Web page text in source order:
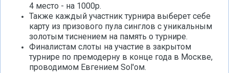
4 место - на 1000р.
Также каждый участник турнира выберет себе
карту из призового пула синглов с уникальным
золотым тиснением на память о турнире.
Финалистам слоты на участие в закрытом
турнире по премодерну в конце года в Москве,
проводимом Евгением Sol'ом.